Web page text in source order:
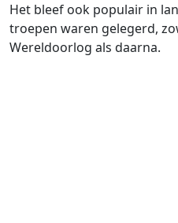
Het bleef ook populair in
troepen waren gelegerd,
Wereldoorlog als daarna.